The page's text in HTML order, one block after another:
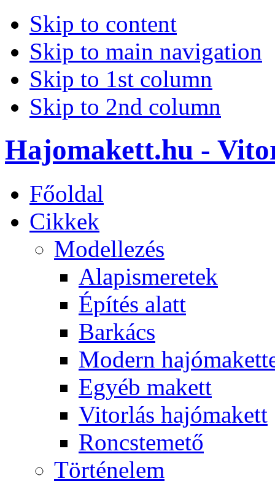
Skip to content
Skip to main navigation
Skip to 1st column
Skip to 2nd column
Hajomakett.hu -
Főoldal
Cikkek
Modellezés
Alapismeretek
Építés alatt
Barkács
Modern
Egyéb makett
Vitorlás hajómakett
Roncstemető
Történelem